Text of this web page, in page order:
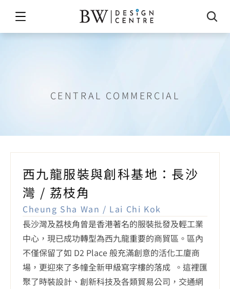
CENTRAL COMMERCIAL
西九龍服裝與創科基地：長沙
灣 / 荔枝角
Cheung Sha Wan / Lai Chi Kok
長沙灣及荔枝角曾是香港著名的服裝批發及輕工業
中心，現已成功轉型為西九龍重要的商貿區。區內
不僅保留了如 D2 Place 般充滿創意的活化工廈商
場，更迎來了多幢全新甲級寫字樓的落成  。這裡匯
聚了時裝設計、創新科技及各類貿易公司，交通網